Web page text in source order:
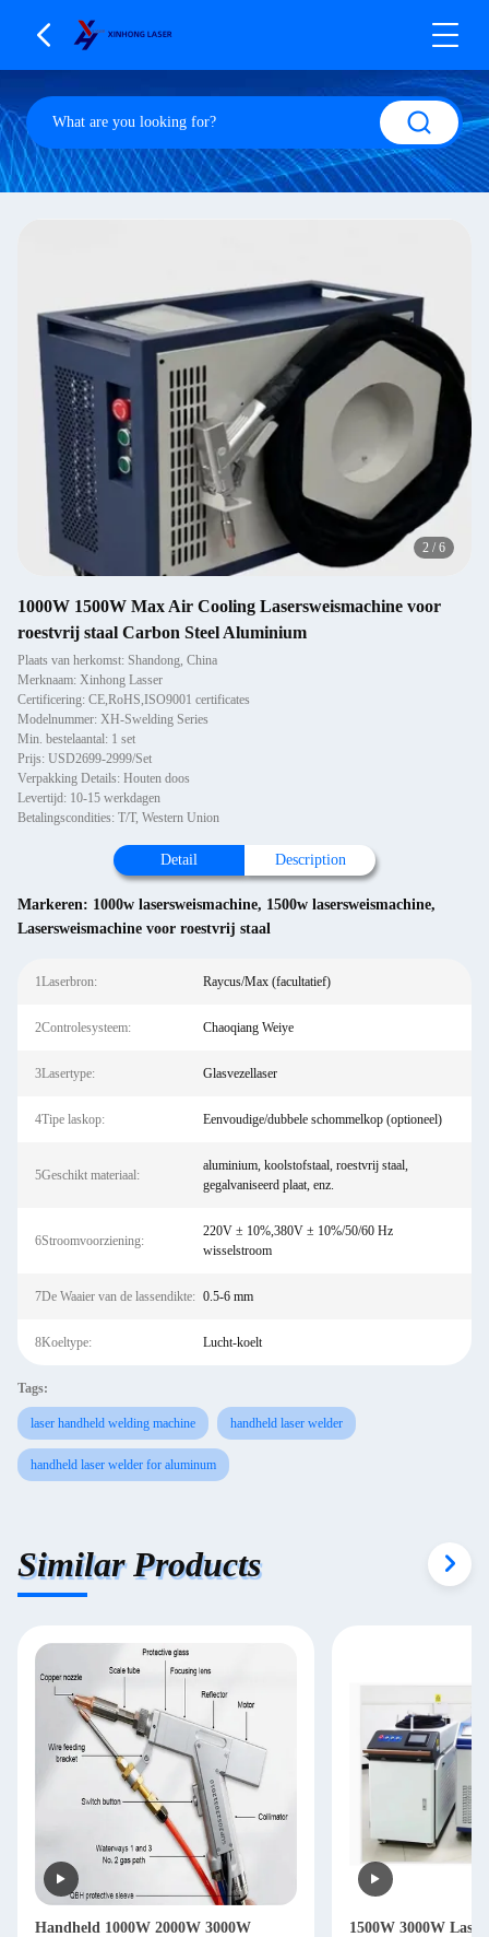
2 / 6
1000W 1500W Max Air Cooling Lasersweismachine voor
roestvrij staal Carbon Steel Aluminium
Plaats van herkomst: Shandong, China
Merknaam: Xinhong Lasser
Certificering: CE,RoHS,ISO9001 certificates
Modelnummer: XH-Swelding Series
Min. bestelaantal: 1 set
Prijs: USD2699-2999/Set
Verpakking Details: Houten doos
Levertijd: 10-15 werkdagen
Betalingscondities: T/T, Western Union
Detail Description
Markeren: 1000w lasersweismachine, 1500w lasersweismachine,
Lasersweismachine voor roestvrij staal
1Laserbron: Raycus/Max (facultatief)
2Controlesysteem: Chaoqiang Weiye
3Lasertype: Glasvezellaser
4Tipe laskop: Eenvoudige/dubbele schommelkop (optioneel)
5Geschikt materiaal:
aluminium, koolstofstaal, roestvrij staal,
gegalvaniseerd plaat, enz.
6Stroomvoorziening:
220V ± 10%,380V ± 10%/50/60 Hz
wisselstroom
7De Waaier van de lassendikte: 0.5-6 mm
8Koeltype: Lucht-koelt
Tags:
laser handheld welding machine handheld laser welder
handheld laser welder for aluminum
Similar Products
Handheld 1000W 2000W 3000W
1500W 3000W